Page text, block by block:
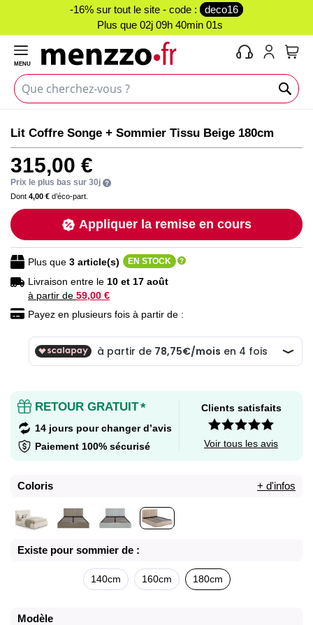
-16% sur tout le site - code :
deco16
Plus que 02j 09h 40min 00s
MENU
to
the
end
of
the
images
gallery
to
the
beginning
of
the
images
gallery
Lit Coffre Songe + Sommier Tissu Beige 180cm
315,00 €
Prix le plus bas sur 30j
Dont 4,00 € d’éco-part.
Appliquer la remise en cours
Plus que 3 article(s) EN STOCK
Livraison entre le 10 et 17 août
à partir de 59,00 €
Payez en plusieurs fois à partir de :
RETOUR GRATUIT*
14 jours pour changer d’avis
Paiement 100% sécurisé
Clients satisfaits
Voir tous les avis
Coloris + d'infos
Existe pour sommier de :
140cm 160cm 180cm
Modèle